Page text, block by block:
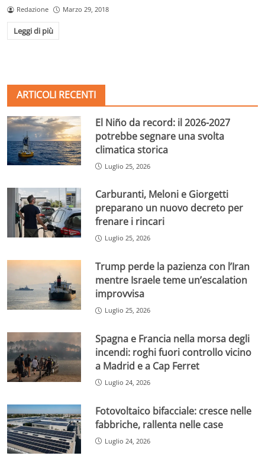
Redazione Marzo 29, 2018
Leggi di più
ARTICOLI RECENTI
El Niño da record: il 2026-2027
potrebbe segnare una svolta
climatica storica
Luglio 25, 2026
Carburanti, Meloni e Giorgetti
preparano un nuovo decreto per
frenare i rincari
Luglio 25, 2026
Trump perde la pazienza con l’Iran
mentre Israele teme un’escalation
improvvisa
Luglio 25, 2026
Spagna e Francia nella morsa degli
incendi: roghi fuori controllo vicino
a Madrid e a Cap Ferret
Luglio 24, 2026
Fotovoltaico bifacciale: cresce nelle
fabbriche, rallenta nelle case
Luglio 24, 2026